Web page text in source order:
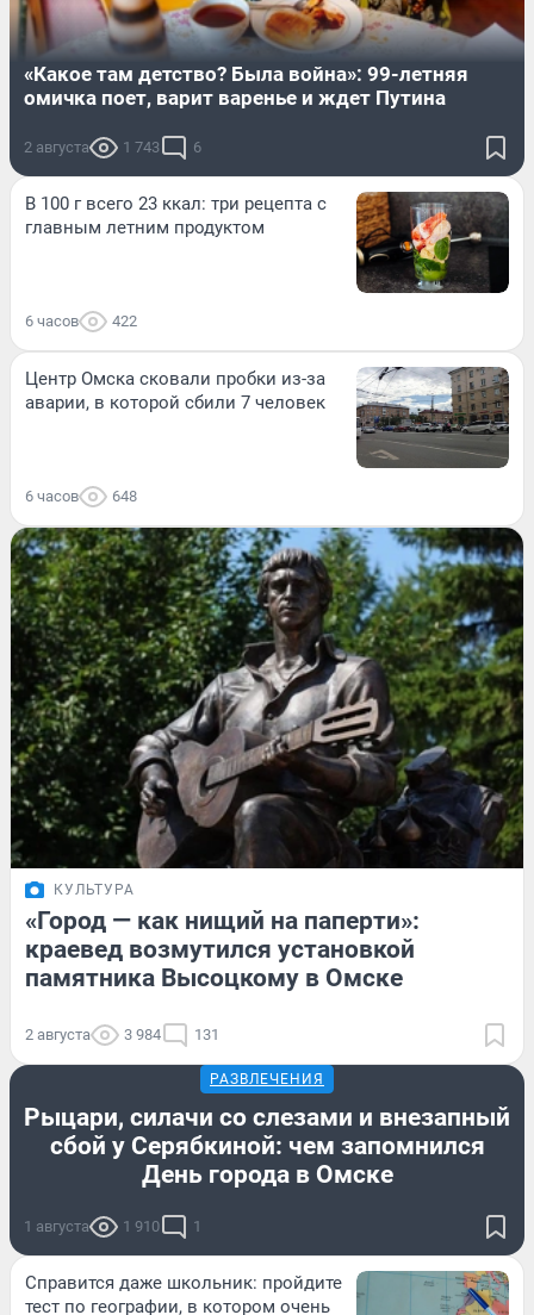
«Какое там детство? Была война»: 99-летняя
омичка поет, варит варенье и ждет Путина
2 августа 1 743 6
В 100 г всего 23 ккал: три рецепта с
главным летним продуктом
6 часов 422
Центр Омска сковали пробки из-за
аварии, в которой сбили 7 человек
6 часов 648
КУЛЬТУРА
«Город — как нищий на паперти»:
краевед возмутился установкой
памятника Высоцкому в Омске
2 августа 3 984 131
РАЗВЛЕЧЕНИЯ
Рыцари, силачи со слезами и внезапный
сбой у Серябкиной: чем запомнился
День города в Омске
1 августа 1 910 1
Справится даже школьник: пройдите
тест по географии, в котором очень